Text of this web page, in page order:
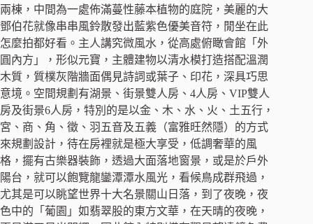
兩棟，中間為一處佈滿蔓性藤本植物的庭院，美麗的大
鄧伯花就像串串風鈴散發出藍紫色優美音符，閒坐在此
怎麼拍都好看。主人講究微風水，從高處俯瞰會館「外
圓內方」，形似元寶，主體建物以清水模打造搭配溫潤
木質，質樸灰階牆面偶見詩詞或葉子、印花，深具巧思
意境。空間規劃有湖景、街景雙人房、4人房、VIP雙人
房及街景6人房，特別的是以金、木、水、火、土五行，
宮、商、角、徵、羽五音及五義（富雅旺然隱）的方式
來規劃設計，待在房裡就是極大享受，低調奢華的風
格，擺有古樂器裝飾，透過大面落地窗景，或是於戶外
陽台，就可以飽覽龍鑾潭潭水風光，看候鳥成群飛過，
尤其是可以眺望世界十大名景關山日落，到了夜晚，夜
色中的「葡園」如翡翠股的東方文華，在天晴的夜晚，